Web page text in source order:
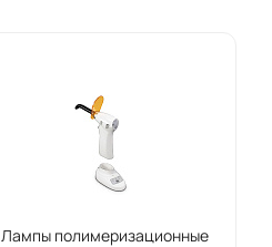
Лампы полимеризационные